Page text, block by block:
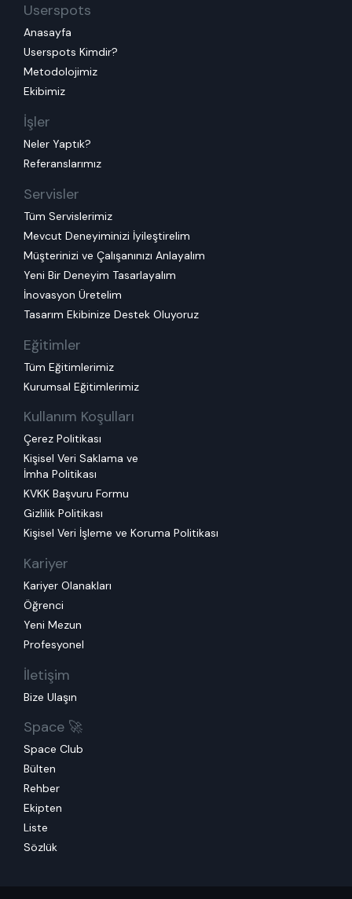
Userspots
Anasayfa
Userspots Kimdir?
Metodolojimiz
Ekibimiz
İşler
Neler Yaptık?
Referanslarımız
Servisler
Tüm Servislerimiz
Mevcut Deneyiminizi İyileştirelim
Müşterinizi ve Çalışanınızı Anlayalım
Yeni Bir Deneyim Tasarlayalım
İnovasyon Üretelim
Tasarım Ekibinize Destek Oluyoruz
Eğitimler
Tüm Eğitimlerimiz
Kurumsal Eğitimlerimiz
Kullanım Koşulları
Çerez Politikası
Kişisel Veri Saklama ve
İmha Politikası
KVKK Başvuru Formu
Gizlilik Politikası
Kişisel Veri İşleme ve Koruma Politikası
Kariyer
Kariyer Olanakları
Öğrenci
Yeni Mezun
Profesyonel
İletişim
Bize Ulaşın
Space 🚀
Space Club
Bülten
Rehber
Ekipten
Liste
Sözlük